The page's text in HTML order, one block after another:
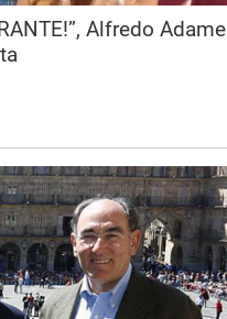
Alfredo Adame